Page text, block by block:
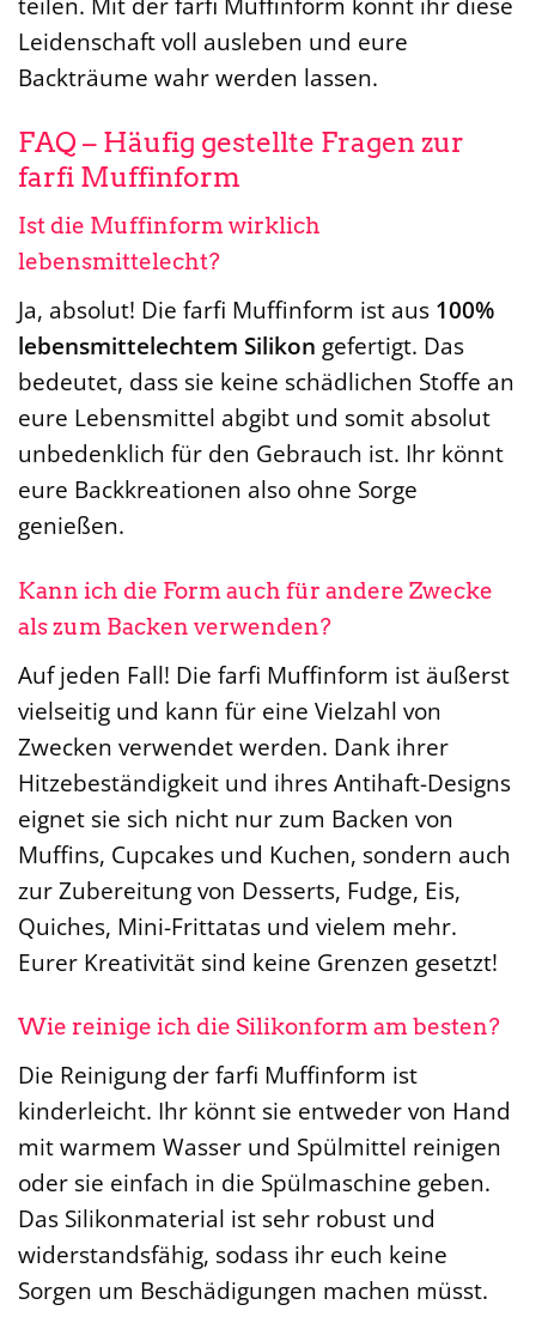
Leidenschaft voll ausleben und eure
Backträume wahr werden lassen.
FAQ – Häufig gestellte Fragen zur
farfi Muffinform
Ist die Muffinform wirklich
lebensmittelecht?
Ja, absolut! Die farfi Muffinform ist aus 100%
lebensmittelechtem Silikon gefertigt. Das
bedeutet, dass sie keine schädlichen Stoffe an
eure Lebensmittel abgibt und somit absolut
unbedenklich für den Gebrauch ist. Ihr könnt
eure Backkreationen also ohne Sorge
genießen.
Kann ich die Form auch für andere Zwecke
als zum Backen verwenden?
Auf jeden Fall! Die farfi Muffinform ist äußerst
vielseitig und kann für eine Vielzahl von
Zwecken verwendet werden. Dank ihrer
Hitzebeständigkeit und ihres Antihaft-Designs
eignet sie sich nicht nur zum Backen von
Muffins, Cupcakes und Kuchen, sondern auch
zur Zubereitung von Desserts, Fudge, Eis,
Quiches, Mini-Frittatas und vielem mehr.
Eurer Kreativität sind keine Grenzen gesetzt!
Wie reinige ich die Silikonform am besten?
Die Reinigung der farfi Muffinform ist
kinderleicht. Ihr könnt sie entweder von Hand
mit warmem Wasser und Spülmittel reinigen
oder sie einfach in die Spülmaschine geben.
Das Silikonmaterial ist sehr robust und
widerstandsfähig, sodass ihr euch keine
Sorgen um Beschädigungen machen müsst.